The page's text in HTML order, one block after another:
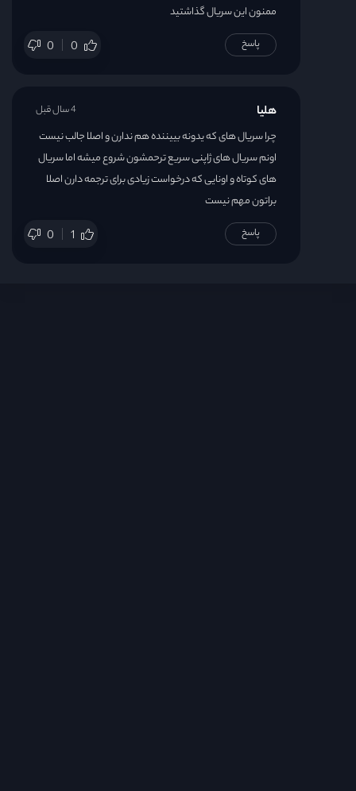
ممنون این سریال گذاشتید
0 0 پاسخ
هلیا
چرا سریال های که یدونه بییننده هم ندارن و اصلا جالب نیست
اونم سریال های ژاپنی سریع ترحمشون شروع میشه اما سریال
های کوتاه و اونایی که درخواست زیادی برای ترجمه دارن اصلا
براتون مهم نیست
0 1
4 سال قبل
پاسخ